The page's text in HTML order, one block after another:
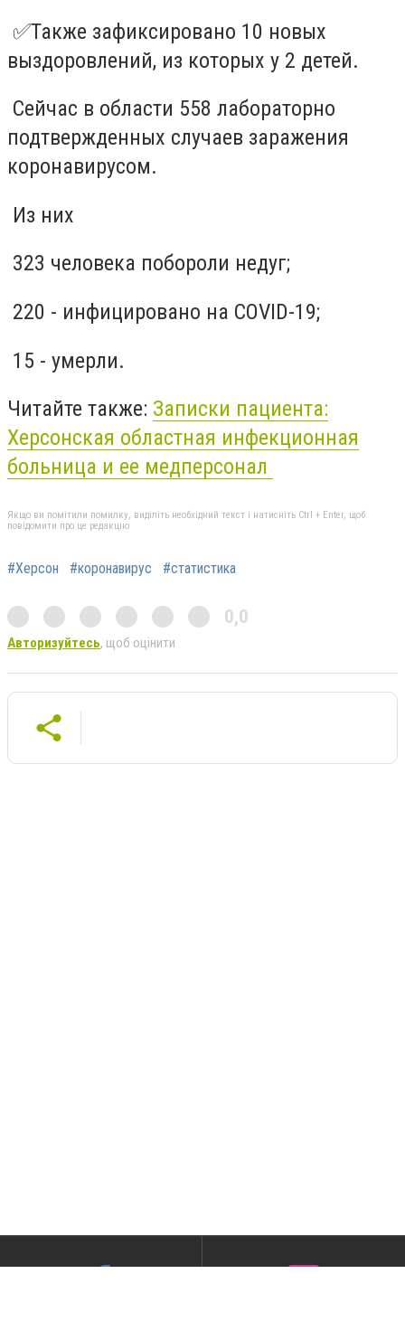
✅Также зафиксировано 10 новых
выздоровлений, из которых у 2 детей.
Сейчас в области 558 лабораторно
подтвержденных случаев заражения
коронавирусом.
Из них
323 человека побороли недуг;
220 - инфицировано на COVID-19;
15 - умерли.
Читайте также: Записки пациента:
Херсонская областная инфекционная
больница и ее медперсонал
Якщо ви помітили помилку, виділіть необхідний текст і натисніть Ctrl + Enter, щоб
повідомити про це редакцію
#Херсон #коронавирус #статистика
0,0
Авторизуйтесь, щоб оцінити